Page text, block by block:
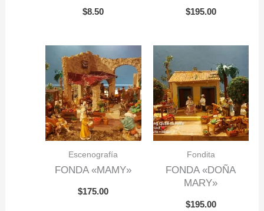
$8.50 $195.00
Escenografía
FONDA «MAMY»
$175.00
Fondita
FONDA «DOÑA
MARY»
$195.00